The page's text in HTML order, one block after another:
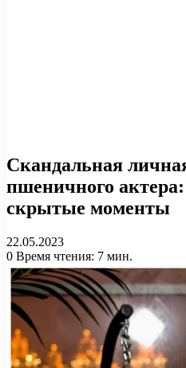
Скандальная
пшеничного
скрытые моменты
22.05.2023
0 Время чтения: 7 мин.